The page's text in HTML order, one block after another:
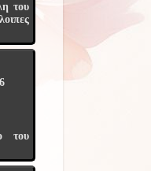
του
του